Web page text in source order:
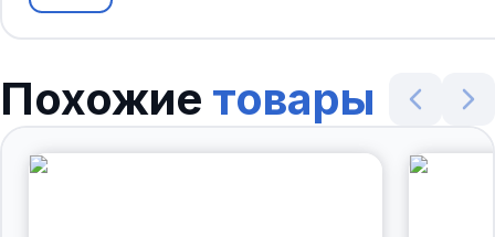
Похожие товары